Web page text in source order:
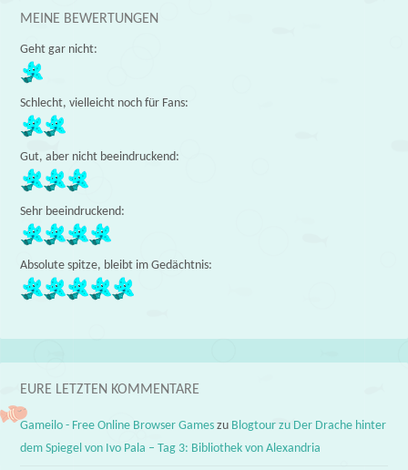
MEINE BEWERTUNGEN
Geht gar nicht:
Schlecht, vielleicht noch für Fans:
Gut, aber nicht beeindruckend:
Sehr beeindruckend:
Absolute spitze, bleibt im Gedächtnis:
EURE LETZTEN KOMMENTARE
Gameilo - Free Online Browser Games zu Blogtour zu Der Drache hinter
dem Spiegel von Ivo Pala – Tag 3: Bibliothek von Alexandria